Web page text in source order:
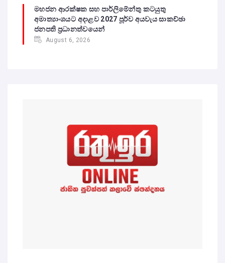
මහජන ආරක්ෂක සහ පාර්ලිමේන්තු කටයුතු
අමාත්‍යාංශයට අදාළව 2027 පූර්ව අයවැය සාකච්ඡා
ජනපති ප්‍රධානත්වයෙන්
August 6, 2026